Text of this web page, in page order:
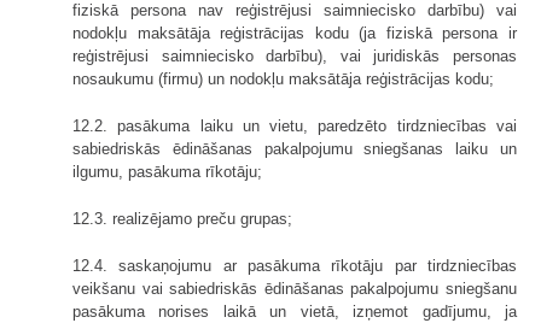
fiziskā persona nav reģistrējusi saimniecisko darbību) vai
nodokļu maksātāja reģistrācijas kodu (ja fiziskā persona ir
reģistrējusi saimniecisko darbību), vai juridiskās personas
nosaukumu (firmu) un nodokļu maksātāja reģistrācijas kodu;
12.2. pasākuma laiku un vietu, paredzēto tirdzniecības vai
sabiedriskās ēdināšanas pakalpojumu sniegšanas laiku un
ilgumu, pasākuma rīkotāju;
12.3. realizējamo preču grupas;
12.4. saskaņojumu ar pasākuma rīkotāju par tirdzniecības
veikšanu vai sabiedriskās ēdināšanas pakalpojumu sniegšanu
pasākuma norises laikā un vietā, izņemot gadījumu, ja